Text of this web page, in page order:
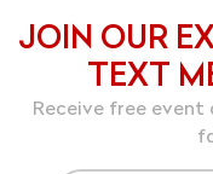
JOIN OUR
TEXT
Receive free